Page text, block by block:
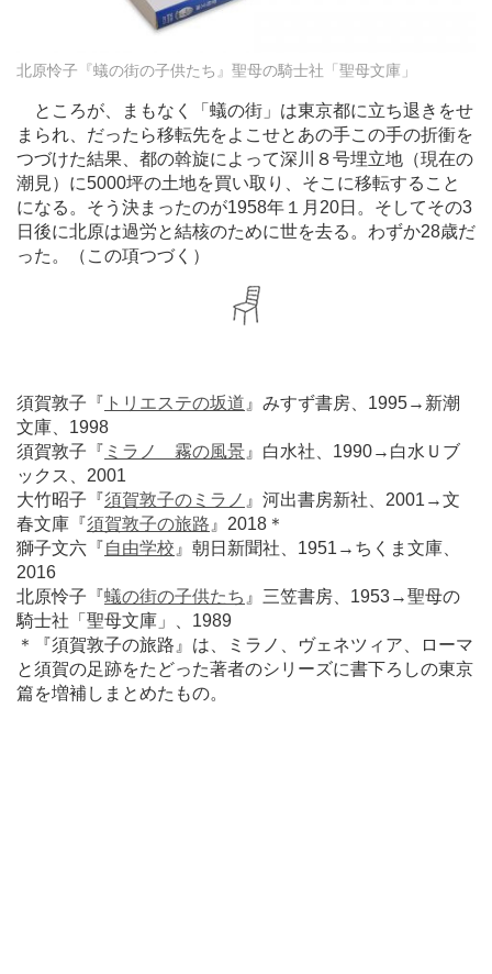
北原怜子『蟻の街の子供たち』聖母の騎士社「聖母文庫」
ところが、まもなく「蟻の街」は東京都に立ち退きをせ
まられ、だったら移転先をよこせとあの手この手の折衝を
つづけた結果、都の斡旋によって深川８号埋立地（現在の
潮見）に5000坪の土地を買い取り、そこに移転すること
になる。そう決まったのが1958年１月20日。そしてその3
日後に北原は過労と結核のために世を去る。わずか28歳だ
った。（この項つづく）
須賀敦子『 トリエステの坂道 』みすず書房、1995→新潮
文庫、1998
須賀敦子『 ミラノ 霧の風景 』白水社、1990→白水Ｕブ
ックス、2001
大竹昭子『須賀敦子のミラノ 』河出書房新社、2001→文
春文庫『須賀敦子の旅路 』2018＊
獅子文六『自由学校 』朝日新聞社、1951→ちくま文庫、
2016
北原怜子『蟻の街の子供たち 』三笠書房、1953→聖母の
騎士社「聖母文庫」、1989
＊『須賀敦子の旅路』は、ミラノ、ヴェネツィア、ローマ
と須賀の足跡をたどった著者のシリーズに書下ろしの東京
篇を増補しまとめたもの。